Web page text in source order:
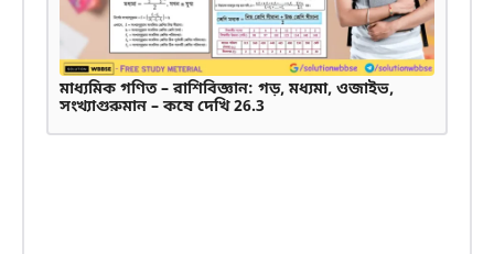
মাধ্যমিক গণিত – রাশিবিজ্ঞান: গড়, মধ্যমা, ওজাইভ,
সংখ্যাগুরুমান – কষে দেখি 26.3